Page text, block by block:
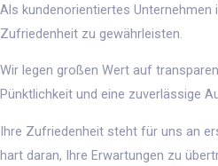
Als kundenorientiertes Unternehmen
Zufriedenheit zu gewährleisten.
Wir legen großen Wert auf
Pünktlichkeit und eine zuverlässige
Ihre Zufriedenheit steht für uns an
hart daran, Ihre Erwartungen zu